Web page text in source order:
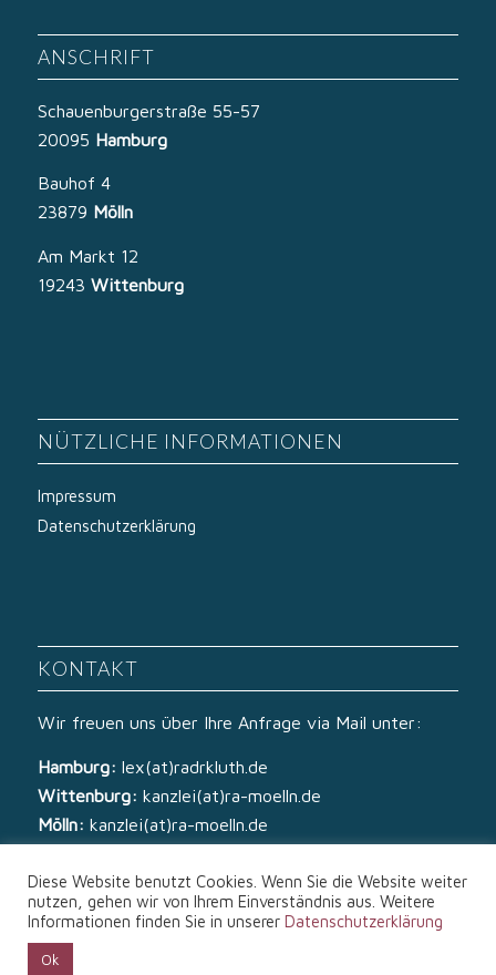
ANSCHRIFT
Schauenburgerstraße 55-57
20095 Hamburg
Bauhof 4
23879 Mölln
Am Markt 12
19243 Wittenburg
NÜTZLICHE INFORMATIONEN
Impressum
Datenschutzerklärung
KONTAKT
Wir freuen uns über Ihre Anfrage via Mail unter:
Hamburg: lex(at)radrkluth.de
Wittenburg: kanzlei(at)ra-moelln.de
Mölln: kanzlei(at)ra-moelln.de
Diese Website benutzt Cookies. Wenn Sie die Website weiter
nutzen, gehen wir von Ihrem Einverständnis aus. Weitere
Informationen finden Sie in unserer Datenschutzerklärung
Ok